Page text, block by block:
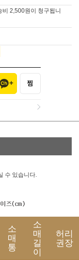
2,500원이 청구됩니
수 있습니다.
소
매
통
소
매
길
이
허리
권장